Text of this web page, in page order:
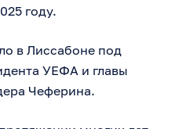
году.
в Лиссабоне под
УЕФА и главы
Чеферина.